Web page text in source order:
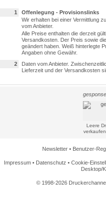
1
Offenlegung - Provisionslinks
Wir erhalten bei einer Vermittlung
vom Anbieter.
Alle Preise enthalten die derzeit
Versandkosten. Der Preis sowie
geändert haben. Weiß hinterlegte
Angaben ohne Gewähr.
2
Daten vom Anbieter.
Lieferzeit und der Versandkosten
Leere
Newsletter• Benutzer-
Impressum• Datenschutz • Cookie-
Desktop/
© 1998-2026